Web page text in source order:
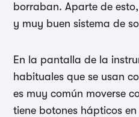
borraban. Aparte de
y muy buen sistema de
En la pantalla de la
habituales que se usan
es muy común moverse
tiene botones hápticos